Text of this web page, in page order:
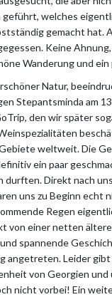
welches
gemacht hat.
Keine
Wanderung und
Natur,
Stepantsminda am
den wir später
weltweit. Die
ein paar
durften. Direkt nach
uns zu Beginn echt
Regen
von einer netten
spannende
angetreten. Leider
von Georgien
nicht vorbei! Ein